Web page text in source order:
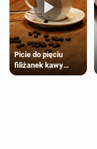
Picie do pięciu
filiżanek kawy
dziennie jest